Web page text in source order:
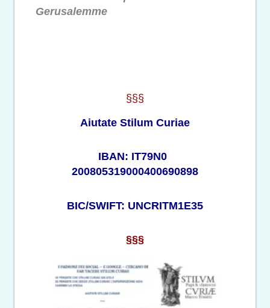
Gerusalemme
§§§
Aiutate Stilum Curiae
IBAN: IT79N0
200805319000400690898
BIC/SWIFT: UNCRITM1E35
§§§